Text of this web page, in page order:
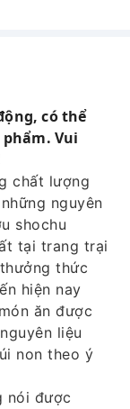
có thể
Vui
chất lượng
nguyên
shochu
tại trang trại
thức
hiện nay
ăn được
liệu
non theo ý
nói được